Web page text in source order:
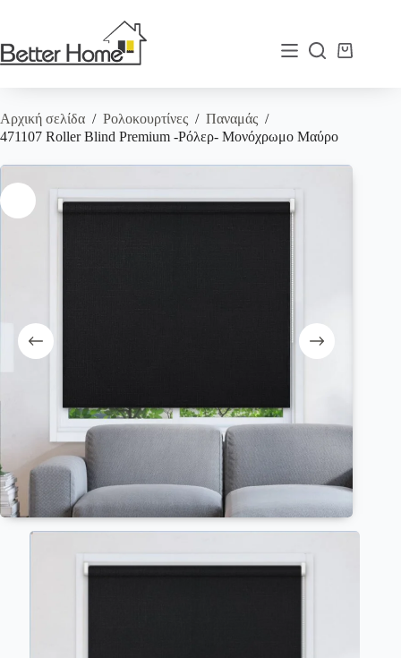
Καλάθι
Αρχική σελίδα / Ρολοκουρτίνες / Παναμάς /
471107 Roller Blind Premium -Ρόλερ- Μονόχρωμο Μαύρο